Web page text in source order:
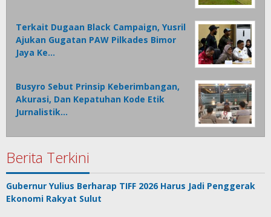
Terkait Dugaan Black Campaign, Yusril
Ajukan Gugatan PAW Pilkades Bimor
Jaya Ke…
Busyro Sebut Prinsip Keberimbangan,
Akurasi, Dan Kepatuhan Kode Etik
Jurnalistik…
Berita Terkini
Gubernur Yulius Berharap TIFF 2026 Harus Jadi Penggerak
Ekonomi Rakyat Sulut